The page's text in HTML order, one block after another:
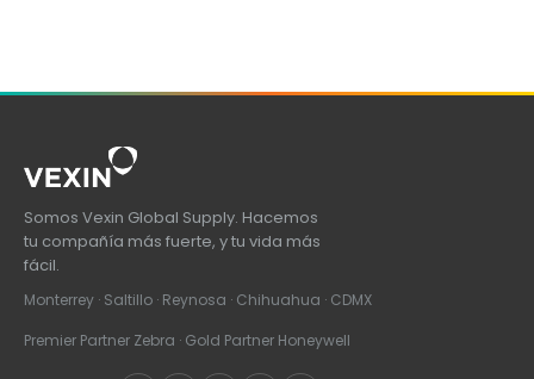
Somos Vexin Global Supply. Hacemos
tu compañía más fuerte, y tu vida más
fácil.
Monterrey · Saltillo · Reynosa · Chihuahua · CDMX
Premier Partner Zebra · Gold Partner Honeywell